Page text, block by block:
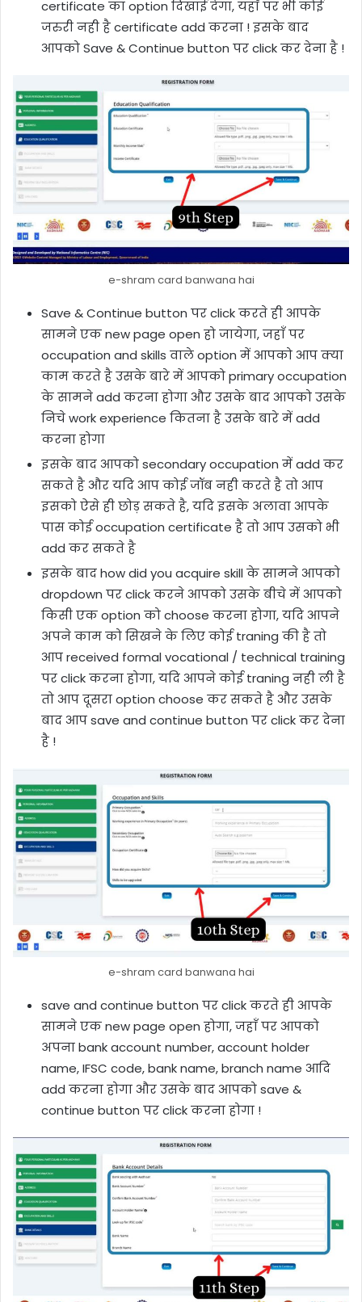
certificate का option दिखाई देगा, यहाँ पर भी कोई
जरुरी नही है certificate add करना ! इसके बाद
आपको Save & Continue button पर click कर देना है !
e-shram card banwana hai
Save & Continue button पर click करते ही आपके
सामने एक new page open हो जायेगा, जहाँ पर
occupation and skills वाले option में आपको आप क्या
काम करते है उसके बारे में आपको primary occupation
के सामने add करना होगा और उसके बाद आपको उसके
निचे work experience कितना है उसके बारे में add
करना होगा
इसके बाद आपको secondary occupation में add कर
सकते है और यदि आप कोई जॉब नही करते है तो आप
इसको ऐसे ही छोड़ सकते है, यदि इसके अलावा आपके
पास कोई occupation certificate है तो आप उसको भी
add कर सकते है
इसके बाद how did you acquire skill के सामने आपको
dropdown पर click करने आपको उसके बीचे में आपको
किसी एक option को choose करना होगा, यदि आपने
अपने काम को सिखने के लिए कोई traning की है तो
आप received formal vocational / technical training
पर click करना होगा, यदि आपने कोई traning नही ली है
तो आप दूसरा option choose कर सकते है और उसके
बाद आप save and continue button पर click कर देना
है !
e-shram card banwana hai
save and continue button पर click करते ही आपके
सामने एक new page open होगा, जहाँ पर आपको
अपना bank account number, account holder
name, IFSC code, bank name, branch name आदि
add करना होगा और उसके बाद आपको save &
continue button पर click करना होगा !